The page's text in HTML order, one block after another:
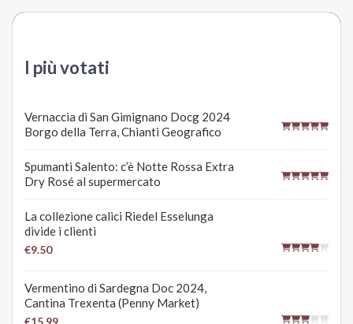
I più votati
Vernaccia di San Gimignano Docg 2024
Borgo della Terra, Chianti Geografico
Spumanti Salento: c’è Notte Rossa Extra
Dry Rosé al supermercato
La collezione calici Riedel Esselunga
divide i clienti
€9.50
Vermentino di Sardegna Doc 2024,
Cantina Trexenta (Penny Market)
€15.99